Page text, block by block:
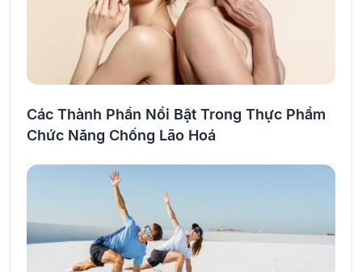
Các Thành Phần Nổi Bật Trong Thực Phẩm
Chức Năng Chống Lão Hoá